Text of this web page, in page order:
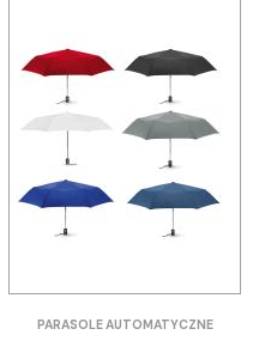
PARASOLE AUTOMATYCZNE